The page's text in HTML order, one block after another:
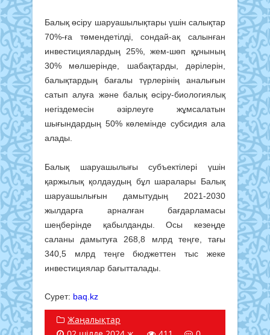
Балық өсіру шаруашылықтары үшін салықтар
70%-ға төмендетілді, сондай-ақ салынған
инвестициялардың 25%, жем-шөп құнының
30% мөлшерінде, шабақтарды, дәрілерін,
балықтардың бағалы түрлерінің аналығын
сатып алуға және балық өсіру-биологиялық
негіздемесін әзірлеуге жұмсалатын
шығындардың 50% көлемінде субсидия ала
алады.
Балық шаруашылығы субъектілері үшін
қаржылық қолдаудың бұл шаралары Балық
шаруашылығын дамытудың 2021-2030
жылдарға арналған бағдарламасы
шеңберінде қабылданды. Осы кезеңде
саланы дамытуға 268,8 млрд теңге, тағы
340,5 млрд теңге бюджеттен тыс жеке
инвестициялар бағытталады.
Сурет: baq.kz
Жаңалықтар